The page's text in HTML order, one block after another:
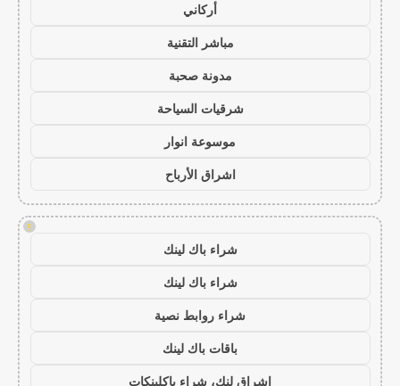
أركاني
مباشر التقنية
مدونة صحبة
شرقيات السياحة
موسوعة انوار
اشراق الأرباح
!
شراء باك لينك
شراء باك لينك
شراء روابط نصية
باقات باك لينك
اشراق لنك، شراء باكلينكات